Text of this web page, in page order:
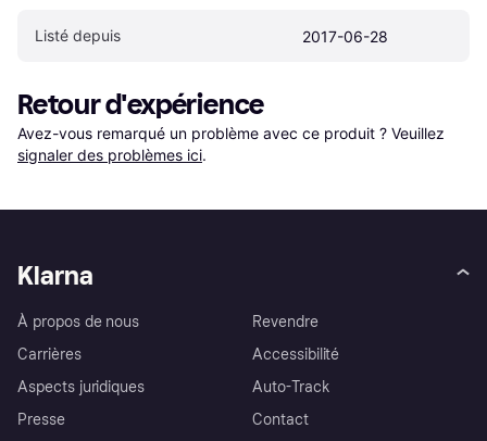
Listé depuis 2017-06-28
Retour d'expérience
Avez-vous remarqué un problème avec ce produit ? Veuillez
signaler des problèmes ici.
Klarna
À propos de nous
Carrières
Aspects juridiques
Presse
Revendre
Accessibilité
Auto-Track
Contact